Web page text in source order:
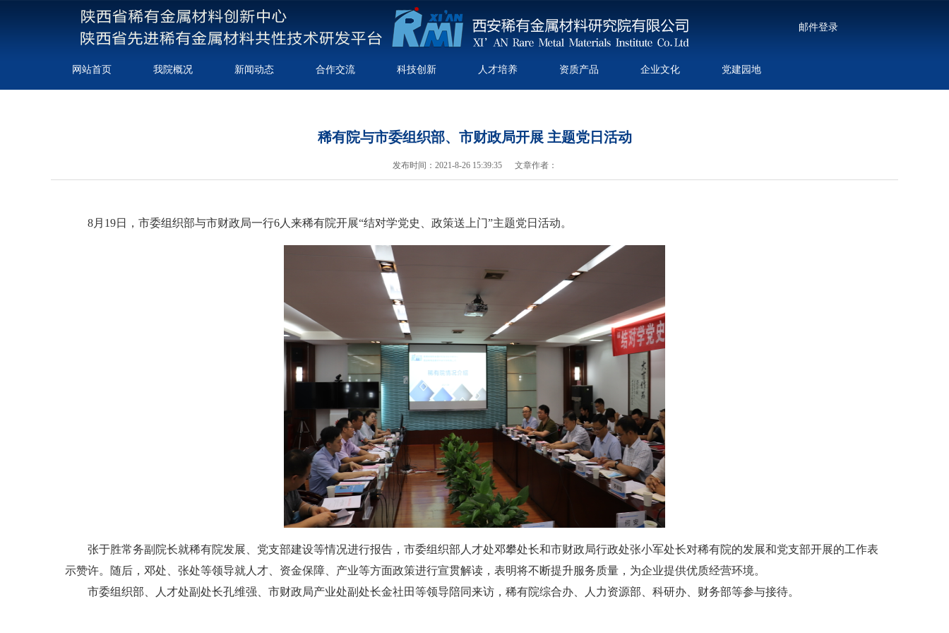
邮件登录
网站首页 我院概况 新闻动态 合作交流 科技创新 人才培养 资质产品 企业文化 党建园地
稀有院与市委组织部、市财政局开展 主题党日活动
发布时间：2021-8-26 15:39:35 文章作者：
8月19日，市委组织部与市财政局一行6人来稀有院开展“结对学党史、政策送上门”主题党日活动。
张于胜常务副院长就稀有院发展、党支部建设等情况进行报告，市委组织部人才处邓攀处长和市财政局行政处张小军处长对稀有院的发展和党支部开展的工作表
示赞许。随后，邓处、张处等领导就人才、资金保障、产业等方面政策进行宣贯解读，表明将不断提升服务质量，为企业提供优质经营环境。
市委组织部、人才处副处长孔维强、市财政局产业处副处长金社田等领导陪同来访，稀有院综合办、人力资源部、科研办、财务部等参与接待。